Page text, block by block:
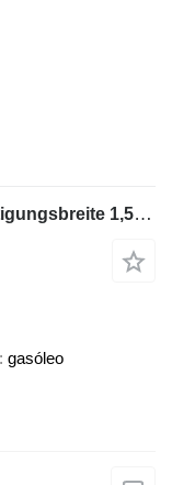
ABG Titan 2820 | Kettenfertiger | Fertigungsbreite 1,5-4,05 m |
gasóleo